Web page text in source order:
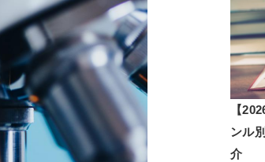
【
ンル
介